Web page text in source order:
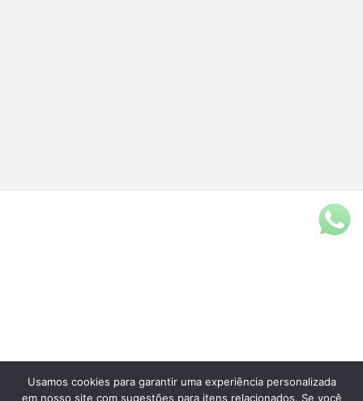
Fale Conosco
Usamos cookies para garantir uma experiência personalizada
em nosso site com sugestões para itens relacionados. Se você